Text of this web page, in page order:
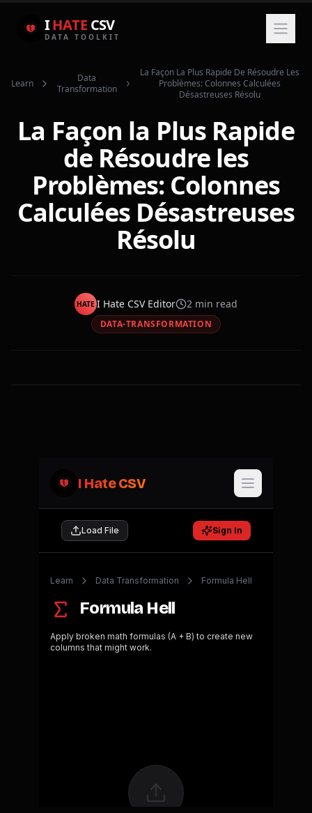
IHATE CSV
DATA TOOLKIT
Learn
Data
Transformation
La Façon La Plus Rapide De Résoudre Les
Problèmes: Colonnes Calculées
Désastreuses Résolu
La Façon la Plus Rapide
de Résoudre les
Problèmes: Colonnes
Calculées Désastreuses
Résolu
HATE I Hate CSV Editor 2 min read
DATA-TRANSFORMATION